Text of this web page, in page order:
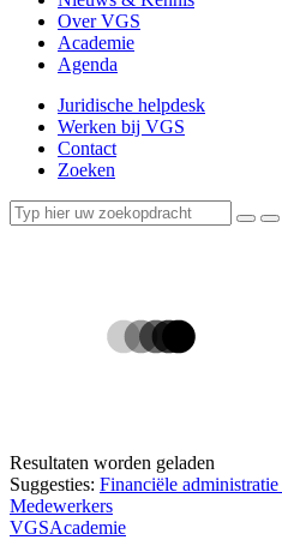
Over VGS
Academie
Agenda
Juridische helpdesk
Werken bij VGS
Contact
Zoeken
Resultaten worden geladen
Suggesties: Financiële administratie
Medewerkers
VGSAcademie